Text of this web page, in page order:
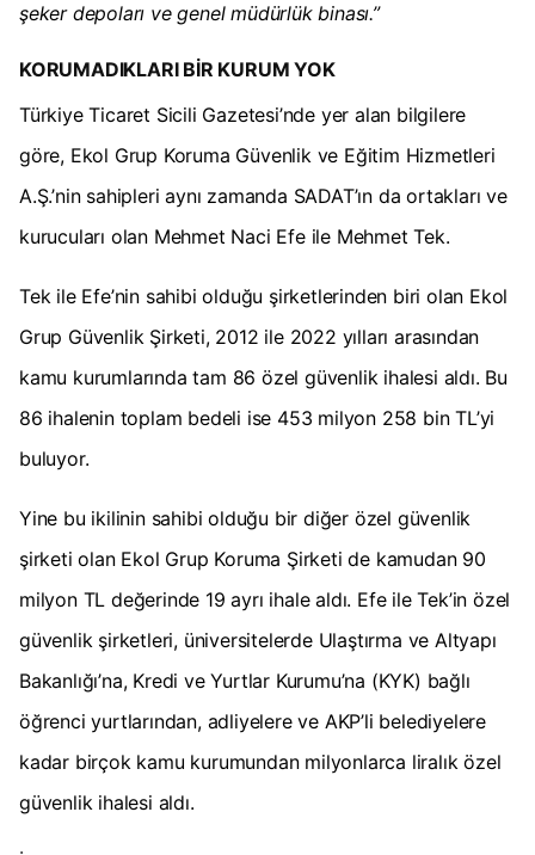
şeker depoları ve genel müdürlük binası.”
KORUMADIKLARI BİR KURUM YOK
Türkiye Ticaret Sicili Gazetesi’nde yer alan bilgilere
göre, Ekol Grup Koruma Güvenlik ve Eğitim Hizmetleri
A.Ş.’nin sahipleri aynı zamanda SADAT’ın da ortakları ve
kurucuları olan Mehmet Naci Efe ile Mehmet Tek.
Tek ile Efe’nin sahibi olduğu şirketlerinden biri olan Ekol
Grup Güvenlik Şirketi, 2012 ile 2022 yılları arasından
kamu kurumlarında tam 86 özel güvenlik ihalesi aldı. Bu
86 ihalenin toplam bedeli ise 453 milyon 258 bin TL’yi
buluyor.
Yine bu ikilinin sahibi olduğu bir diğer özel güvenlik
şirketi olan Ekol Grup Koruma Şirketi de kamudan 90
milyon TL değerinde 19 ayrı ihale aldı. Efe ile Tek’in özel
güvenlik şirketleri, üniversitelerde Ulaştırma ve Altyapı
Bakanlığı’na, Kredi ve Yurtlar Kurumu’na (KYK) bağlı
öğrenci yurtlarından, adliyelere ve AKP’li belediyelere
kadar birçok kamu kurumundan milyonlarca liralık özel
güvenlik ihalesi aldı.